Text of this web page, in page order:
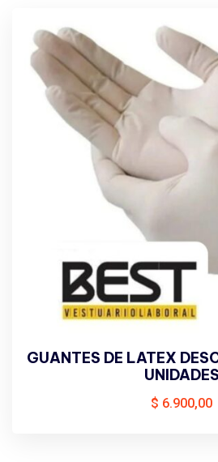
GUANTES DE LATEX
UNIDADES
$ 6.900,00